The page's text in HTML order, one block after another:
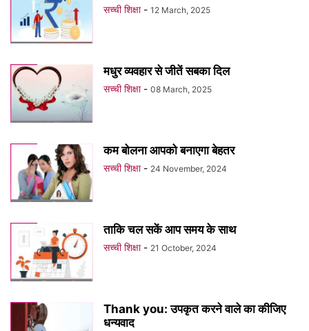
सच्ची शिक्षा - 12 March, 2025
मधुर व्यवहार से जीतें सबका दिल
सच्ची शिक्षा - 08 March, 2025
कम बोलना आपको बनाएगा बेहतर
सच्ची शिक्षा - 24 November, 2024
ताकि चल सकें आप समय के साथ
सच्ची शिक्षा - 21 October, 2024
Thank you: उपकृत करने वाले का कीजिए
धन्यवाद